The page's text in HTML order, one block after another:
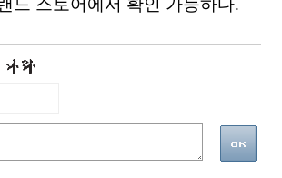
드 스토어에서 확인 가능하다.